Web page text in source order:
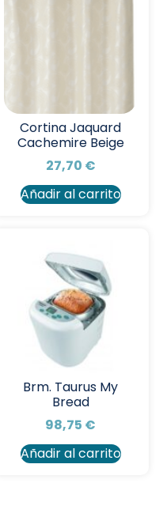
Cortina Jaquard
Cachemire Beige
27,70 €
Añadir al carrito
Brm. Taurus My
Bread
98,75 €
Añadir al carrito